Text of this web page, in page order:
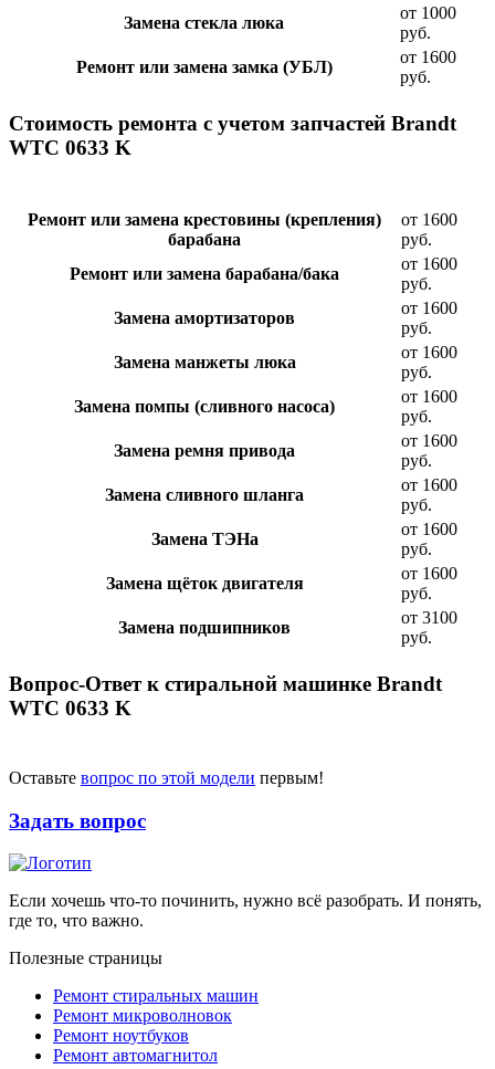
Замена стекла люка
от 1000
руб.
Ремонт или замена замка (УБЛ)
от 1600
руб.
Стоимость ремонта с учетом запчастей Brandt
WTC 0633 K
Ремонт или замена крестовины (крепления)
барабана
от 1600
руб.
Ремонт или замена барабана/бака
от 1600
руб.
Замена амортизаторов
от 1600
руб.
Замена манжеты люка
от 1600
руб.
Замена помпы (сливного насоса)
от 1600
руб.
Замена ремня привода
от 1600
руб.
Замена сливного шланга
от 1600
руб.
Замена ТЭНа
от 1600
руб.
Замена щёток двигателя
от 1600
руб.
Замена подшипников
от 3100
руб.
Вопрос-Ответ к стиральной машинке Brandt
WTC 0633 K
Оставьте вопрос по этой модели первым!
Задать вопрос
Если хочешь что-то починить, нужно всё разобрать. И понять,
где то, что важно.
Полезные страницы
Ремонт стиральных машин
Ремонт микроволновок
Ремонт ноутбуков
Ремонт автомагнитол